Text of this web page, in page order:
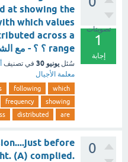
تصويتات
1
إجابة
at showing the
which values
across a
range ؟ ؟ - مع الشرح
سُئل يونيو 30 في تصنيف
معلمة الأجيال
which
following
showing
frequency
are
distributed
0
before
(A) complied.